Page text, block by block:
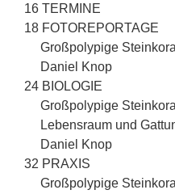
16 TERMINE
18 FOTOREPORTAGE
Großpolypige
Daniel Knop
24 BIOLOGIE
Großpolypige
Lebensraum und
Daniel Knop
32 PRAXIS
Großpolypige